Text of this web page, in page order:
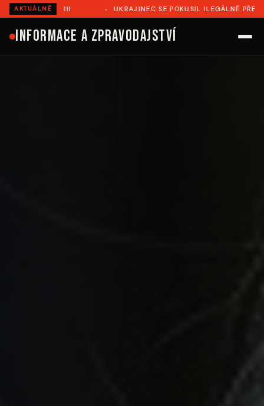
AKTUÁLNĚUKRAJINEC SE POKUSIL ILEGÁLNĚ PŘEJÍT DO RUMUNSKA,
Informace a zpravodajství